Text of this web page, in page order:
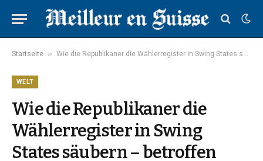
Startseite » Wie die Republikaner die Wählerregister in Swing States säubern – betroffen sind vor allem Demokraten
WELT
Wie die Republikaner die
Wählerregister in Swing
States säubern – betroffen